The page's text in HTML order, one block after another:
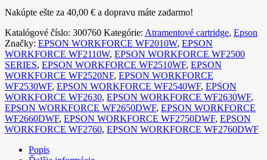
Nakúpte ešte za 40,00 € a dopravu máte zadarmo!
Katalógové číslo: 300760 Kategórie: Atramentové cartridge, Epson
Značky: EPSON WORKFORCE WF2010W, EPSON
WORKFORCE WF2110W, EPSON WORKFORCE WF2500
SERIES, EPSON WORKFORCE WF2510WF, EPSON
WORKFORCE WF2520NF, EPSON WORKFORCE
WF2530WF, EPSON WORKFORCE WF2540WF, EPSON
WORKFORCE WF2630, EPSON WORKFORCE WF2630WF,
EPSON WORKFORCE WF2650DWF, EPSON WORKFORCE
WF2660DWF, EPSON WORKFORCE WF2750DWF, EPSON
WORKFORCE WF2760, EPSON WORKFORCE WF2760DWF
Popis